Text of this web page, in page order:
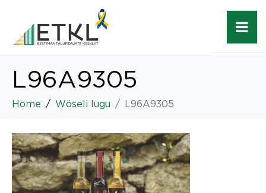
L96A9305
Home Wöseli lugu L96A9305